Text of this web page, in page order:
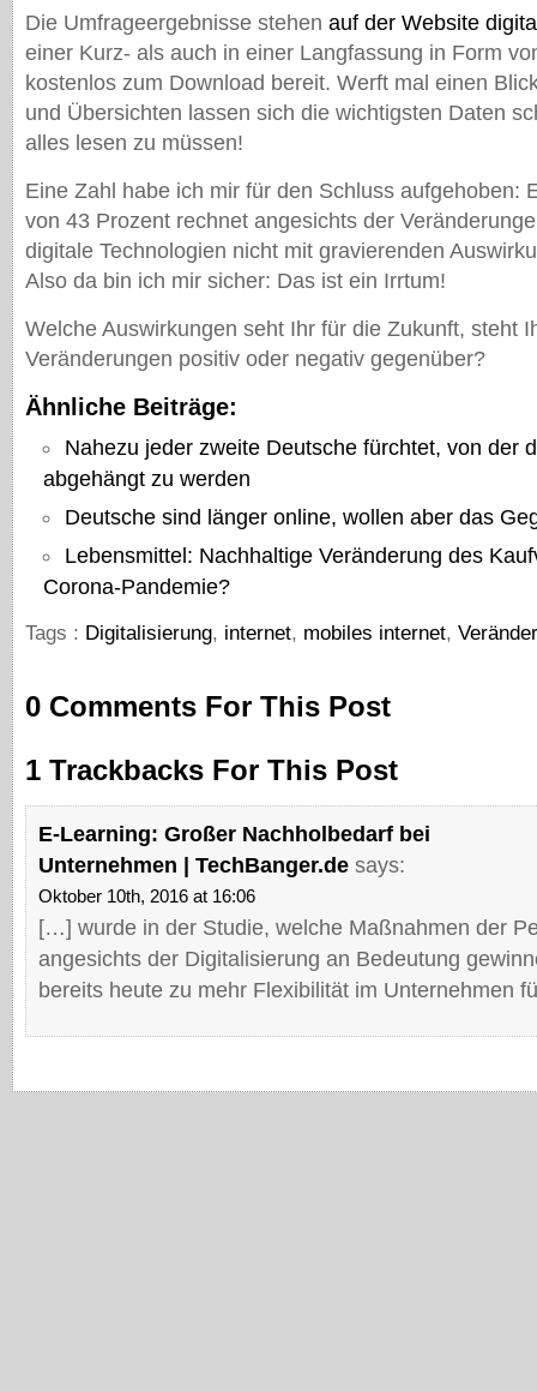
Die Umfrageergebnisse stehen auf der Website
einer Kurz- als auch in einer Langfassung in Form
kostenlos zum Download bereit. Werft mal einen
und Übersichten lassen sich die wichtigsten Daten
alles lesen zu müssen!
Eine Zahl habe ich mir für den Schluss aufgehoben:
von 43 Prozent rechnet angesichts der
digitale Technologien nicht mit gravierenden
Also da bin ich mir sicher: Das ist ein Irrtum!
Welche Auswirkungen seht Ihr für die Zukunft, steht
Veränderungen positiv oder negativ gegenüber?
Ähnliche Beiträge:
Nahezu jeder zweite Deutsche fürchtet, von der
abgehängt zu werden
Deutsche sind länger online, wollen aber das
Lebensmittel: Nachhaltige Veränderung des
Corona-Pandemie?
Tags : Digitalisierung, internet, mobiles internet,
0 Comments For This Post
1 Trackbacks For This Post
E-Learning: Großer Nachholbedarf bei
Unternehmen | TechBanger.de says:
Oktober 10th, 2016 at 16:06
[…] wurde in der Studie, welche Maßnahmen der
angesichts der Digitalisierung an Bedeutung
bereits heute zu mehr Flexibilität im Unternehmen